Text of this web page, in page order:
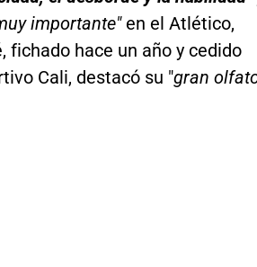
importante"en el Atlético,
fichado hace un año y cedido
Cali, destacó su "gran